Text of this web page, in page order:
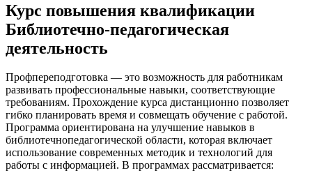
Курс повышения квалификации
Библиотечно-педагогическая
деятельность
Профпереподготовка — это возможность для работникам
развивать профессиональные навыки, соответствующие
требованиям. Прохождение курса дистанционно позволяет
гибко планировать время и совмещать обучение с работой.
Программа ориентирована на улучшение навыков в
библиотечнопедагогической области, которая включает
использование современных методик и технологий для
работы с информацией. В программах рассматривается: